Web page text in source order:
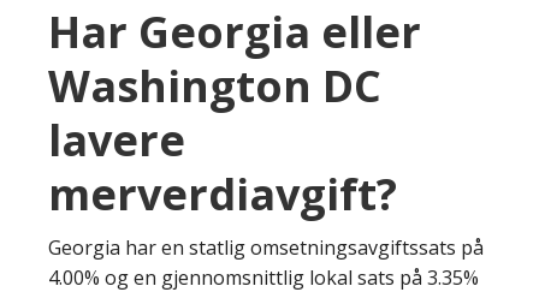
Har Georgia eller
Washington DC
lavere
merverdiavgift?
Georgia har en statlig omsetningsavgiftssats på
4.00% og en gjennomsnittlig lokal sats på 3.35%